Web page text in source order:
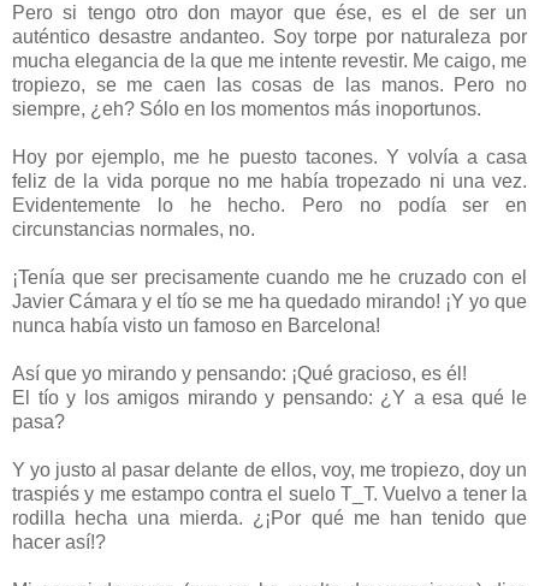
Pero si tengo otro don mayor que ése, es el de ser un
auténtico desastre andanteo. Soy torpe por naturaleza por
mucha elegancia de la que me intente revestir. Me caigo, me
tropiezo, se me caen las cosas de las manos. Pero no
siempre, ¿eh? Sólo en los momentos más inoportunos.
Hoy por ejemplo, me he puesto tacones. Y volvía a casa
feliz de la vida porque no me había tropezado ni una vez.
Evidentemente lo he hecho. Pero no podía ser en
circunstancias normales, no.
¡Tenía que ser precisamente cuando me he cruzado con el
Javier Cámara y el tío se me ha quedado mirando! ¡Y yo que
nunca había visto un famoso en Barcelona!
Así que yo mirando y pensando: ¡Qué gracioso, es él!
El tío y los amigos mirando y pensando: ¿Y a esa qué le
pasa?
Y yo justo al pasar delante de ellos, voy, me tropiezo, doy un
traspiés y me estampo contra el suelo T_T. Vuelvo a tener la
rodilla hecha una mierda. ¿¡Por qué me han tenido que
hacer así!?